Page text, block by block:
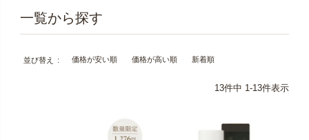
並び替え 価格が安い順 価格が高い順 新着順
13件中 1-13件表示